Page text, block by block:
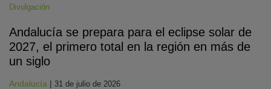
Divulgación
Andalucía se prepara para el eclipse solar de
2027, el primero total en la región en más de
un siglo
Andalucía | 31 de julio de 2026